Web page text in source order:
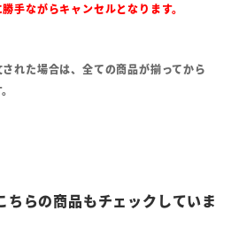
手ながらキャンセルとなります。
れた場合は、全ての商品が揃ってから
ちらの商品もチェックしていま